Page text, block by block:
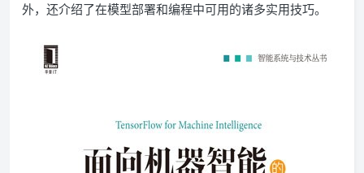
外，还介绍了在模型部署和编程中可用的诸多实用技巧。